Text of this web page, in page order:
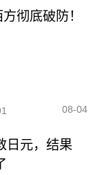
彻底破防！
08-04
日元，结果